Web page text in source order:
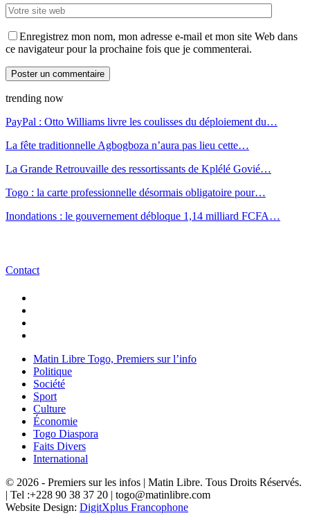
Enregistrez mon nom, mon adresse e-mail et mon site Web dans
ce navigateur pour la prochaine fois que je commenterai.
trending now
PayPal : Otto Williams livre les coulisses du déploiement du…
La fête traditionnelle Agbogboza n’aura pas lieu cette…
La Grande Retrouvaille des ressortissants de Kplélé Govié…
Togo : la carte professionnelle désormais obligatoire pour…
Inondations : le gouvernement débloque 1,14 milliard FCFA…
Contact
Matin Libre Togo, Premiers sur l’info
Politique
Société
Sport
Culture
Économie
Togo Diaspora
Faits Divers
International
© 2026 - Premiers sur les infos | Matin Libre. Tous Droits Réservés.
| Tel :+228 90 38 37 20 | togo@matinlibre.com
Website Design: DigitXplus Francophone